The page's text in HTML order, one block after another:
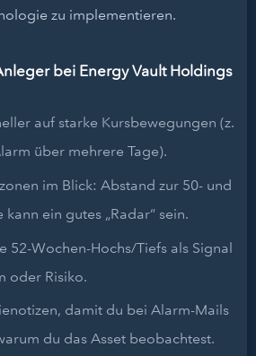
zu implementieren.
bei Energy Vault Holdings
auf starke Kursbewegungen (z.
über mehrere Tage).
im Blick: Abstand zur 50- und
kann ein gutes „Radar“ sein.
52-Wochen-Hochs/Tiefs als Signal
oder Risiko.
damit du bei Alarm-Mails
du das Asset beobachtest.